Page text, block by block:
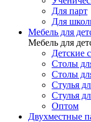
Для парт
Для
Мебель для
Мебель для
Детские
Столы
Столы
Стулья
Стулья
Оптом
Двухместные